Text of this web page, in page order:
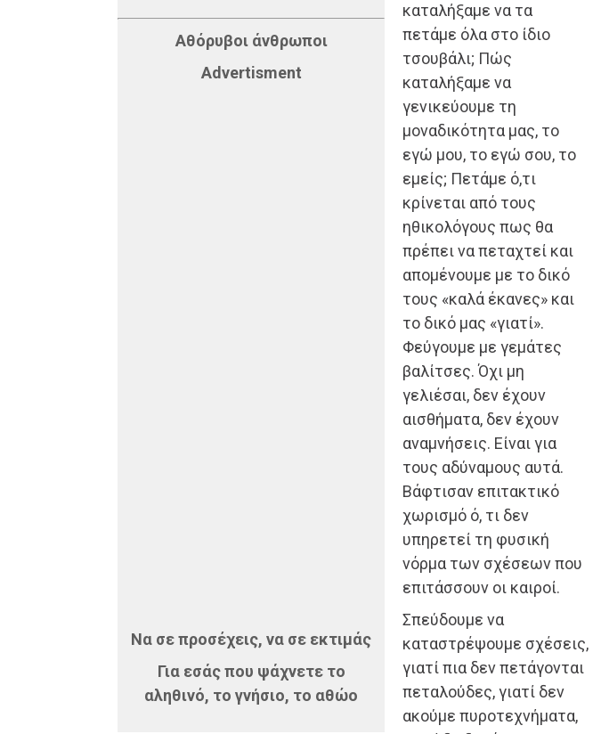
Αθόρυβοι άνθρωποι
Advertisment
Να σε προσέχεις, να σε εκτιμάς
Για εσάς που ψάχνετε το
αληθινό, το γνήσιο, το αθώο
καταλήξαμε να τα
πετάμε όλα στο ίδιο
τσουβάλι; Πώς
καταλήξαμε να
γενικεύουμε τη
μοναδικότητα μας, το
εγώ μου, το εγώ σου, το
εμείς; Πετάμε ό,τι
κρίνεται από τους
ηθικολόγους πως θα
πρέπει να πεταχτεί και
απομένουμε με το δικό
τους «καλά έκανες» και
το δικό μας «γιατί».
Φεύγουμε με γεμάτες
βαλίτσες. Όχι μη
γελιέσαι, δεν έχουν
αισθήματα, δεν έχουν
αναμνήσεις. Είναι για
τους αδύναμους αυτά.
Βάφτισαν επιτακτικό
χωρισμό ό, τι δεν
υπηρετεί τη φυσική
νόρμα των σχέσεων που
επιτάσσουν οι καιροί.
Σπεύδουμε να
καταστρέψουμε σχέσεις,
γιατί πια δεν πετάγονται
πεταλούδες, γιατί δεν
ακούμε πυροτεχνήματα,